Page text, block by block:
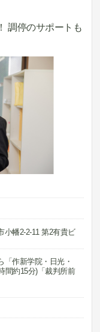
調停のサポートも
小幡2-2-11 第2有貴ビ
作新学院・日光・
間約15分)「裁判所前